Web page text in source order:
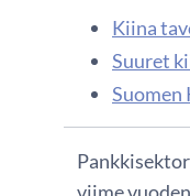
Kiina
Suuret
Suomen